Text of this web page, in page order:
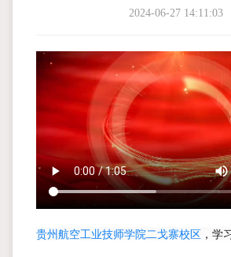
2024-06-27 14:11:03
贵州航空工业技师学院二戈寨校区 ，学